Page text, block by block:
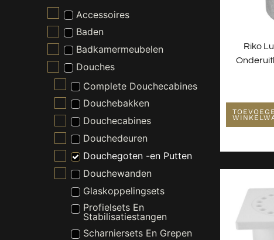
Accessoires
Baden
Badkamermeubelen
Douches
Complete Douchecabines
Douchebakken
Douchecabines
Douchedeuren
Douchegoten -en Putten
Douchewanden
Glaskoppelingsets
Profielsets En
Stabilisatiestangen
Scharniersets En Grepen
Riko